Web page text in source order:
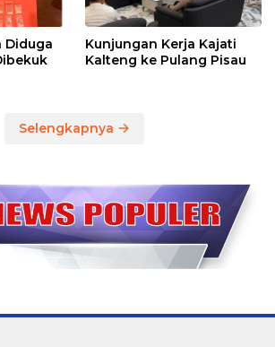
Diduga
Kunjungan Kerja Kajati
Kalteng ke Pulang Pisau
Selengkapnya